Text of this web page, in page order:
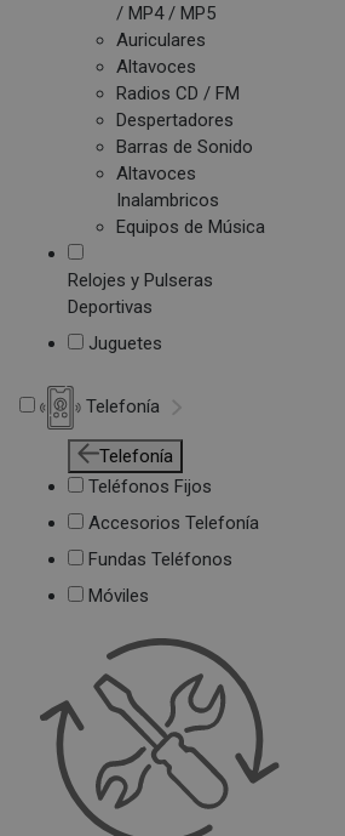
/ MP4 / MP5
Auriculares
Altavoces
Radios CD / FM
Despertadores
Barras de Sonido
Altavoces
Inalambricos
Equipos de Música
Relojes y Pulseras
Deportivas
Juguetes
Telefonía
Telefonía
Teléfonos Fijos
Accesorios Telefonía
Fundas Teléfonos
Móviles